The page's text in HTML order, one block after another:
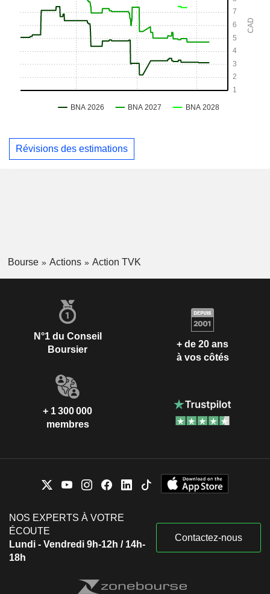
Révisions des estimations
Bourse Actions Action TVK
N°1 du Conseil
Boursier
+ de 20 ans
à vos côtés
+ 1 300 000
membres
NOS EXPERTS À VOTRE
ÉCOUTE
Lundi - Vendredi 9h-12h / 14h-
18h
Contactez-nous